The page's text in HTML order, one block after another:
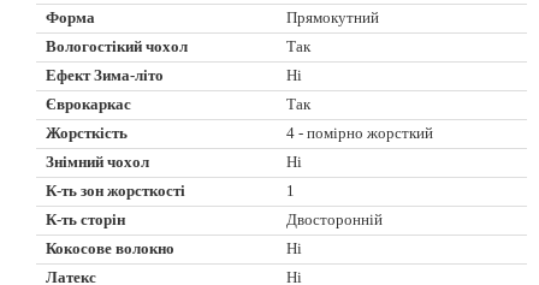
Форма
Прямокутний
Вологостікий чохол
Так
Ефект Зима-літо
Ні
Єврокаркас
Так
Жорсткість
4 - помірно жорсткий
Знімний чохол
Ні
К-ть зон жорсткості
1
К-ть сторін
Двосторонній
Кокосове волокно
Ні
Латекс
Ні